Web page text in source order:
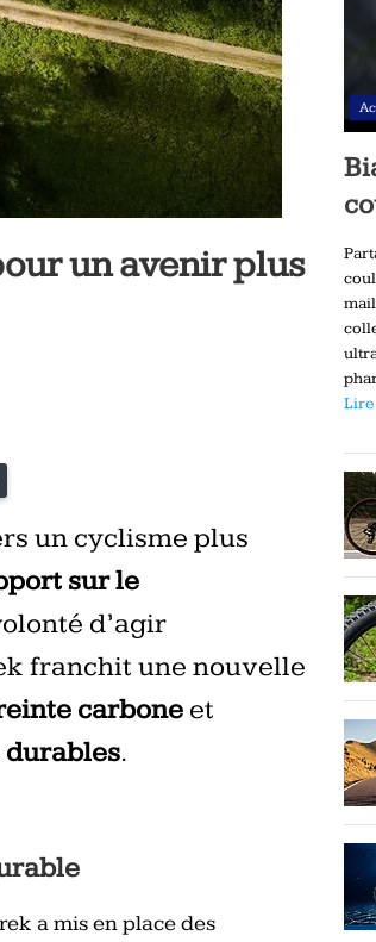
un avenir plus
un cyclisme plus
sur le
d’agir
franchit une nouvelle
carbone et
durables.
a mis en place des